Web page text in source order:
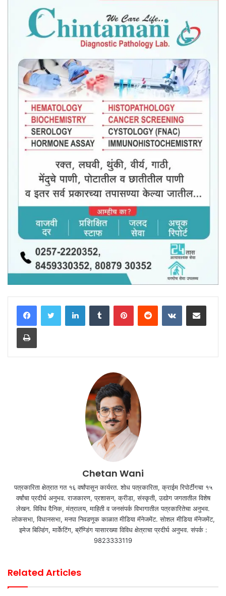
LinkedInTumblr PinterestReddit VKontakteShare via Email
Print
Chetan Wani
पत्रकारिता क्षेत्रात गत १६ वर्षांपासून कार्यरत. शोध पत्रकारिता, क्राईम रिपोर्टींगचा १५
वर्षांचा प्रदीर्घ अनुभव. राजकारण, प्रशासन, क्रीडा, संस्कृती, उद्योग जगतातील विशेष
लेखन. विविध दैनिक, मंत्रालय, माहिती व जनसंपर्क विभागातील पत्रकारितेचा अनुभव.
लोकसभा, विधानसभा, मनपा निवडणूक काळात मीडिया मॅनेजमेंट. सोशल मीडिया मॅनेजमेंट,
इमेज बिल्डिंग, मार्केटिंग, ब्रॅण्डिंग यासारख्या विविध क्षेत्राचा प्रदीर्घ अनुभव. संपर्क :
9823333119
Related Articles